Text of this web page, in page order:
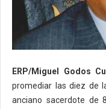
ERP/Miguel Godos
promediar las diez de
anciano sacerdote de